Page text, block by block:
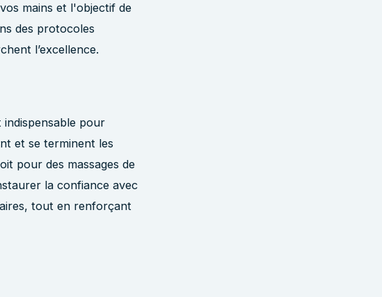
mains et l'objectif de
des protocoles
l’excellence.
pour
et se terminent les
pour des massages de
la confiance avec
tout en renforçant